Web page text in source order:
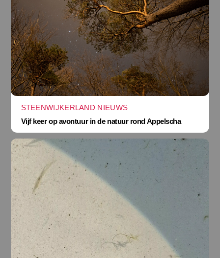
STEENWIJKERLAND NIEUWS
Vijf keer op avontuur in de natuur rond Appelscha